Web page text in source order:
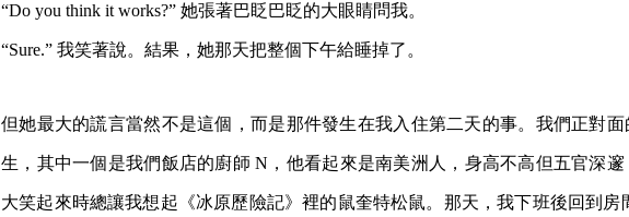
“Do you think it works?” 她張著巴眨巴眨的大眼睛問我。
“Sure.” 我笑著說。結果，她那天把整個下午給睡掉了。
但她最大的謊言當然不是這個，而是那件發生在我入住第二天的事。我們正對面
生，其中一個是我們飯店的廚師 N，他看起來是南美洲人，身高不高但五官深邃
大笑起來時總讓我想起《冰原歷險記》裡的鼠奎特松鼠。那天，我下班後回到房